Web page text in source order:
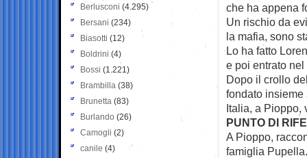
che ha appena
Un rischio da
la mafia, sono
Lo ha fatto
e poi entrato
Dopo il crollo
fondato insieme
Italia, a Pioppo,
PUNTO DI
A Pioppo,
famiglia
Berlusconi (4.295)
Bersani (234)
Biasotti (12)
Boldrini (4)
Bossi (1.221)
Brambilla (38)
Brunetta (83)
Burlando (26)
Camogli (2)
canile (4)